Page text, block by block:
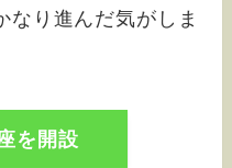
なり進んだ気がしま
を開設